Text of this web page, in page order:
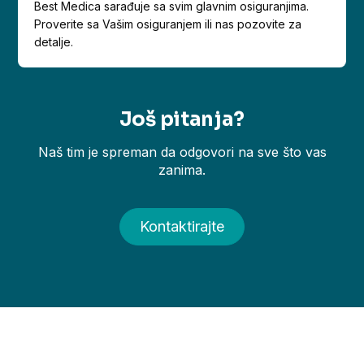
Best Medica sarađuje sa svim glavnim osiguranjima.
Proverite sa Vašim osiguranjem ili nas pozovite za
detalje.
Još pitanja?
Naš tim je spreman da odgovori na sve što vas
zanima.
Kontaktirajte